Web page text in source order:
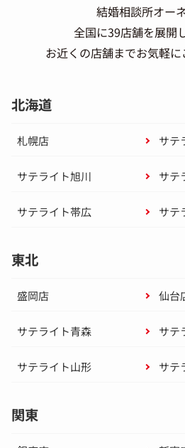
結婚相談所オー
全国に39店舗を展開
お近くの店舗までお気軽に
北海道
札幌店 サテ
サテライト旭川 サテ
サテライト帯広 サテ
東北
盛岡店 仙台
サテライト青森 サテ
サテライト山形 サテ
関東